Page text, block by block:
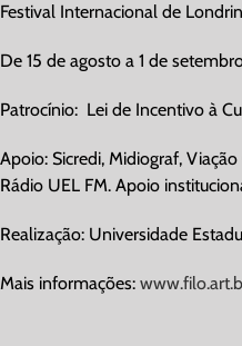
Festival Internacional de
De 15 de agosto a 1 de
Patrocínio: Lei de Incentivo à
Apoio: Sicredi, Midiograf,
Rádio UEL FM. Apoio
Realização: Universidade
Mais informações: